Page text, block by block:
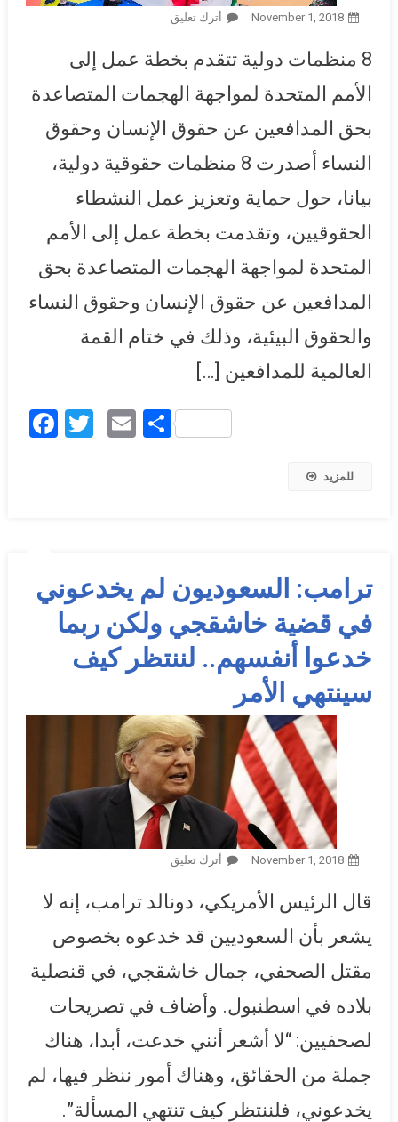
November 1, 2018 أترك تعليق
للتصدي لتصاعد قمع المدافعين
2017.. والقتلة أفلتوا من العقاب
8 منظمات دولية تتقدم بخطة عمل إلى
الأمم المتحدة لمواجهة الهجمات المتصاعدة
بحق المدافعين عن حقوق الإنسان وحقوق
النساء أصدرت 8 منظمات حقوقية دولية،
بيانا، حول حماية وتعزيز عمل النشطاء
الحقوقيين، وتقدمت بخطة عمل إلى الأمم
المتحدة لمواجهة الهجمات المتصاعدة بحق
المدافعين عن حقوق الإنسان وحقوق النساء
والحقوق البيئية، وذلك في ختام القمة
العالمية للمدافعين […]
Facebook
Twitter
EmailShare
للمزيد
ترامب: السعوديون لم يخدعوني
في قضية خاشقجي ولكن ربما
خدعوا أنفسهم.. لننتظر كيف
سينتهي الأمر
November 1, 2018 أترك تعليق
ولكن ربما خدعوا أنفسهم..
قال الرئيس الأمريكي، دونالد ترامب، إنه لا
يشعر بأن السعوديين قد خدعوه بخصوص
مقتل الصحفي، جمال خاشقجي، في قنصلية
بلاده في اسطنبول. وأضاف في تصريحات
لصحفيين: “لا أشعر أنني خدعت، أبدا، هناك
جملة من الحقائق، وهناك أمور ننظر فيها، لم
يخدعوني، فلننتظر كيف تنتهي المسألة”.